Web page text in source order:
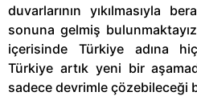
duvarlarının yıkılmasıyla
sonuna gelmiş
içerisinde Türkiye adına
Türkiye artık yeni bir
sadece devrimle çözebileceği